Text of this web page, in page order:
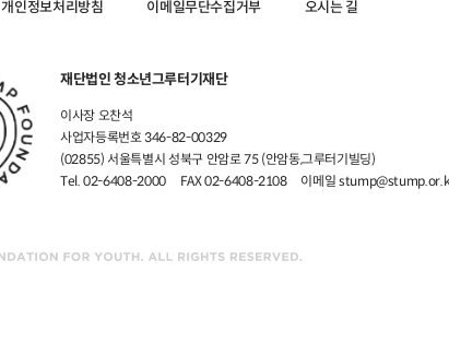
개인정보처리방침 이메일무단수집거부 오시는 길
재단법인 청소년그루터기재단
이사장 오찬석
사업자등록번호 346-82-00329
(02855) 서울특별시 성북구 안암로 75 (안암동,그루터기빌딩)
Tel. 02-6408-2000
FAX 02-6408-2108 이메일